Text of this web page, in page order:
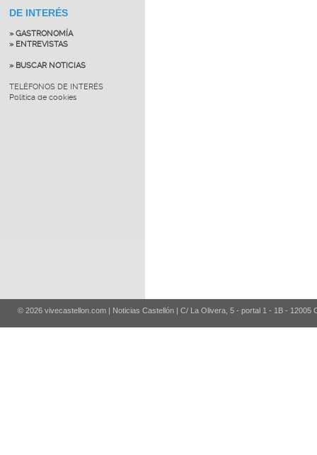
DE INTERÉS
» GASTRONOMÍA
» ENTREVISTAS
» BUSCAR NOTICIAS
TELÉFONOS DE INTERÉS
Política de cookies
© 2026 vivecastellon.com | Noticias Castellón | C/ La Olivera, 5 - portal 1 - 1B - 12005